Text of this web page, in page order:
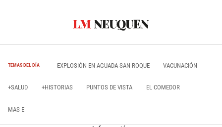
TEMAS DEL DÍA EXPLOSIÓN EN AGUADA SAN ROQUE VACUNACIÓN
+SALUD +HISTORIAS PUNTOS DE VISTA EL COMEDOR
MAS E